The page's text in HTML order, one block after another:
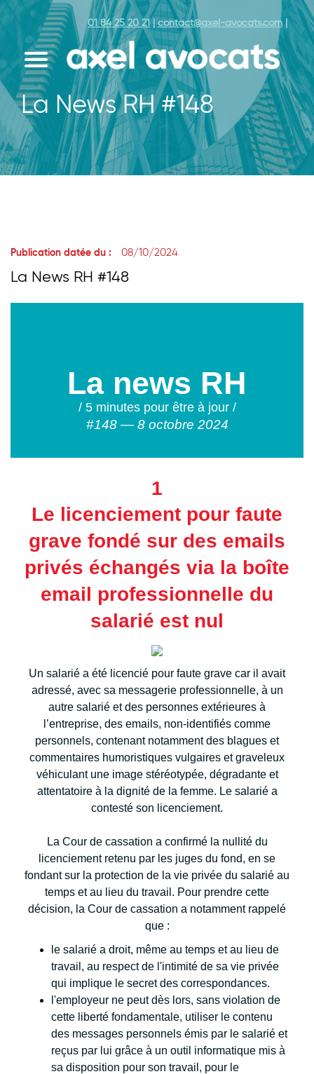
01 84 25 20 21 | contact@axel-avocats.com |
La News RH #148
Publication datée du : 08/10/2024
La News RH #148
La news RH
/ 5 minutes pour être à jour /
#148 — 8 octobre 2024
1
Le licenciement pour faute
grave fondé sur des emails
privés échangés via la boîte
email professionnelle du
salarié est nul
Un salarié a été licencié pour faute grave car il avait
adressé, avec sa messagerie professionnelle, à un
autre salarié et des personnes extérieures à
l’entreprise, des emails, non-identifiés comme
personnels, contenant notamment des blagues et
commentaires humoristiques vulgaires et graveleux
véhiculant une image stéréotypée, dégradante et
attentatoire à la dignité de la femme. Le salarié a
contesté son licenciement.
La Cour de cassation a confirmé la nullité du
licenciement retenu par les juges du fond, en se
fondant sur la protection de la vie privée du salarié au
temps et au lieu du travail. Pour prendre cette
décision, la Cour de cassation a notamment rappelé
que :
le salarié a droit, même au temps et au lieu de
travail, au respect de l'intimité de sa vie privée
qui implique le secret des correspondances.
l'employeur ne peut dès lors, sans violation de
cette liberté fondamentale, utiliser le contenu
des messages personnels émis par le salarié et
reçus par lui grâce à un outil informatique mis à
sa disposition pour son travail, pour le